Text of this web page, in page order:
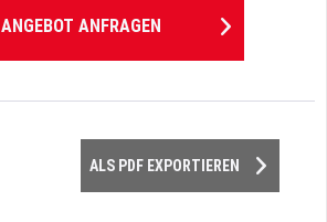
ANGEBOT ANFRAGEN
ALS PDF EXPORTIEREN